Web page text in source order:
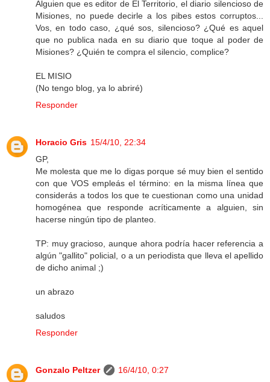
Alguien que es editor de El Territorio, el diario silencioso de
Misiones, no puede decirle a los pibes estos corruptos...
Vos, en todo caso, ¿qué sos, silencioso? ¿Qué es aquel
que no publica nada en su diario que toque al poder de
Misiones? ¿Quién te compra el silencio, complice?
EL MISIO
(No tengo blog, ya lo abriré)
Responder
Horacio Gris 15/4/10, 22:34
GP,
Me molesta que me lo digas porque sé muy bien el sentido
con que VOS empleás el término: en la misma línea que
considerás a todos los que te cuestionan como una unidad
homogénea que responde acríticamente a alguien, sin
hacerse ningún tipo de planteo.
TP: muy gracioso, aunque ahora podría hacer referencia a
algún "gallito" policial, o a un periodista que lleva el apellido
de dicho animal ;)
un abrazo
saludos
Responder
Gonzalo Peltzer
16/4/10, 0:27